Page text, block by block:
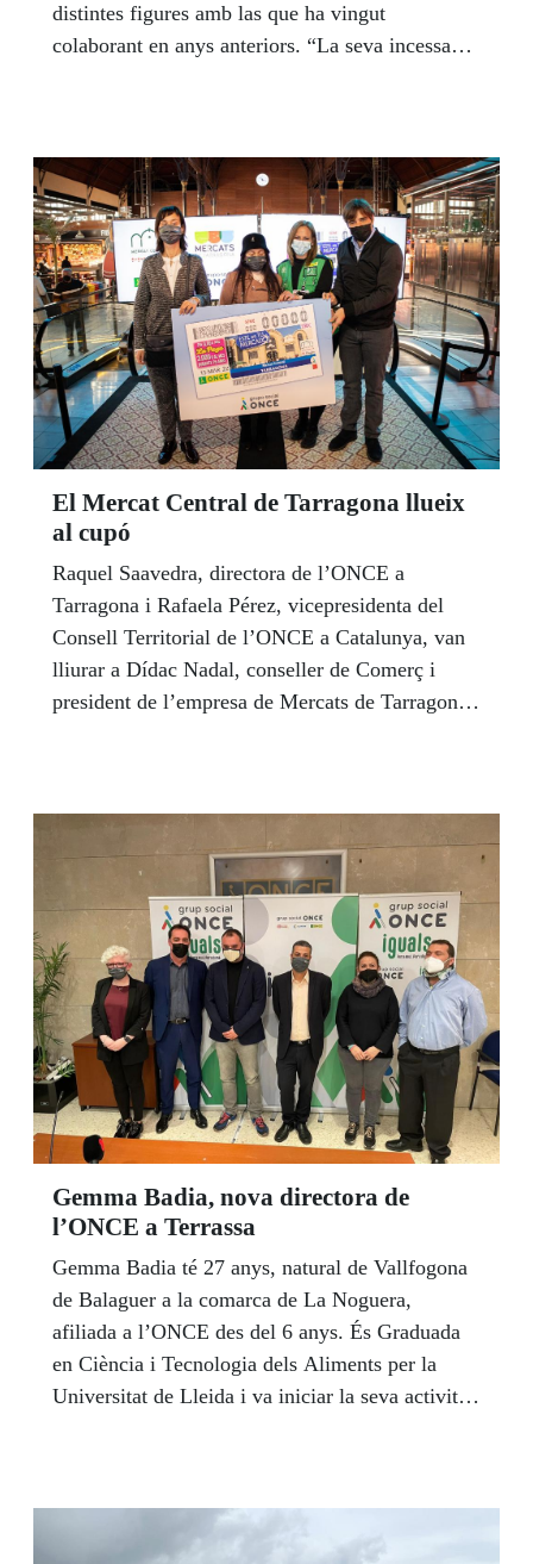
distintes figures amb las que ha vingut
colaborant en anys anteriors. “La seva incessant
El Mercat Central de Tarragona llueix
al cupó
Raquel Saavedra, directora de l’ONCE a
Tarragona i Rafaela Pérez, vicepresidenta del
Consell Territorial de l’ONCE a Catalunya, van
lliurar a Dídac Nadal, conseller de Comerç i
president de l’empresa de Mercats de Tarragona,
Garcia, directora del Mercat Central i Francisca
Valverde, venedora de l’ONCE.
Gemma Badia, nova directora de
l’ONCE a Terrassa
Gemma Badia té 27 anys, natural de Vallfogona
de Balaguer a la comarca de La Noguera,
afiliada a l’ONCE des del 6 anys. És Graduada
en Ciència i Tecnologia dels Aliments per la
Universitat de Lleida i va iniciar la seva activitat